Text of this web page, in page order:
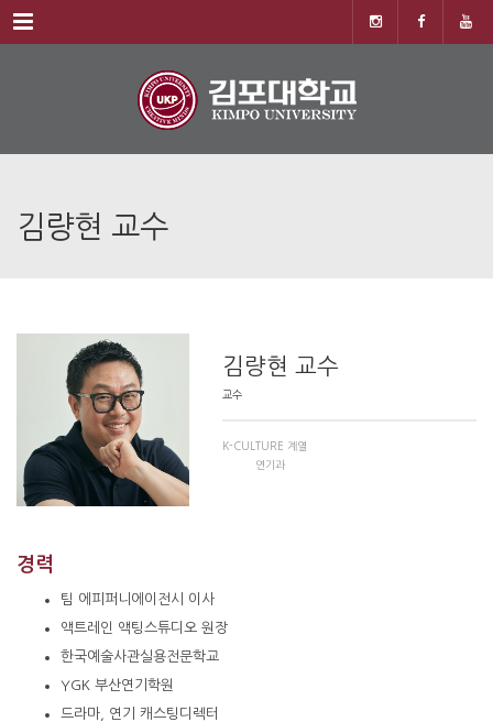
Menu
김량현 교수
김량현 교수
교수
K-CULTURE 계열
연기과
경력
팀 에피퍼니에이전시 이사
액트레인 액팅스튜디오 원장
한국예술사관실용전문학교
YGK 부산연기학원
드라마, 연기 캐스팅디렉터